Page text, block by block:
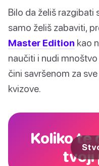
Bilo da želiš razgibati
samo želiš zabaviti,
Master Edition kao
naučiti i nudi
čini savršenom za
kvizove.
Koliko te
tvoji